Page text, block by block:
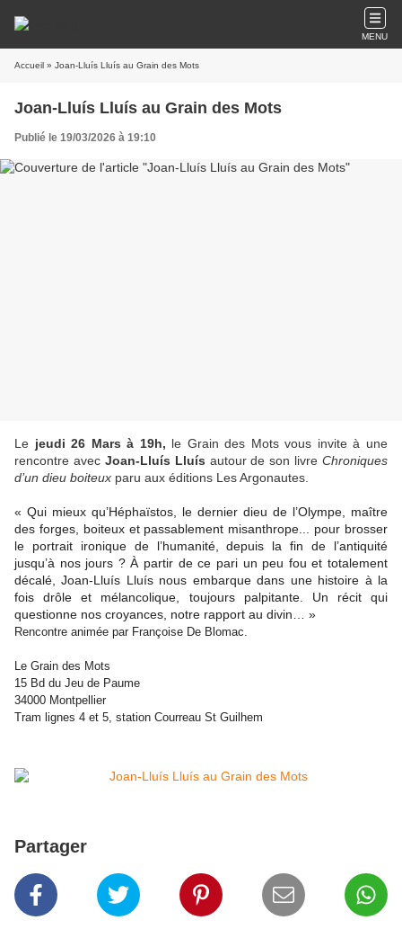
MENU
Accueil » Joan-Lluís Lluís au Grain des Mots
Joan-Lluís Lluís au Grain des Mots
Publié le 19/03/2026 à 19:10
Le jeudi 26 Mars à 19h, le Grain des Mots vous invite à une
rencontre avec Joan-Lluís Lluís autour de son livre Chroniques
d’un dieu boiteux paru aux éditions Les Argonautes.
« Qui mieux qu’Héphaïstos, le dernier dieu de l’Olympe, maître
des forges, boiteux et passablement misanthrope... pour brosser
le portrait ironique de l’humanité, depuis la fin de l’antiquité
jusqu’à nos jours ? À partir de ce pari un peu fou et totalement
décalé, Joan-Lluís Lluís nous embarque dans une histoire à la
fois drôle et mélancolique, toujours palpitante. Un récit qui
questionne nos croyances, notre rapport au divin… »
Rencontre animée par Françoise De Blomac.
Le Grain des Mots
15 Bd du Jeu de Paume
34000 Montpellier
Tram lignes 4 et 5, station Courreau St Guilhem
Partager